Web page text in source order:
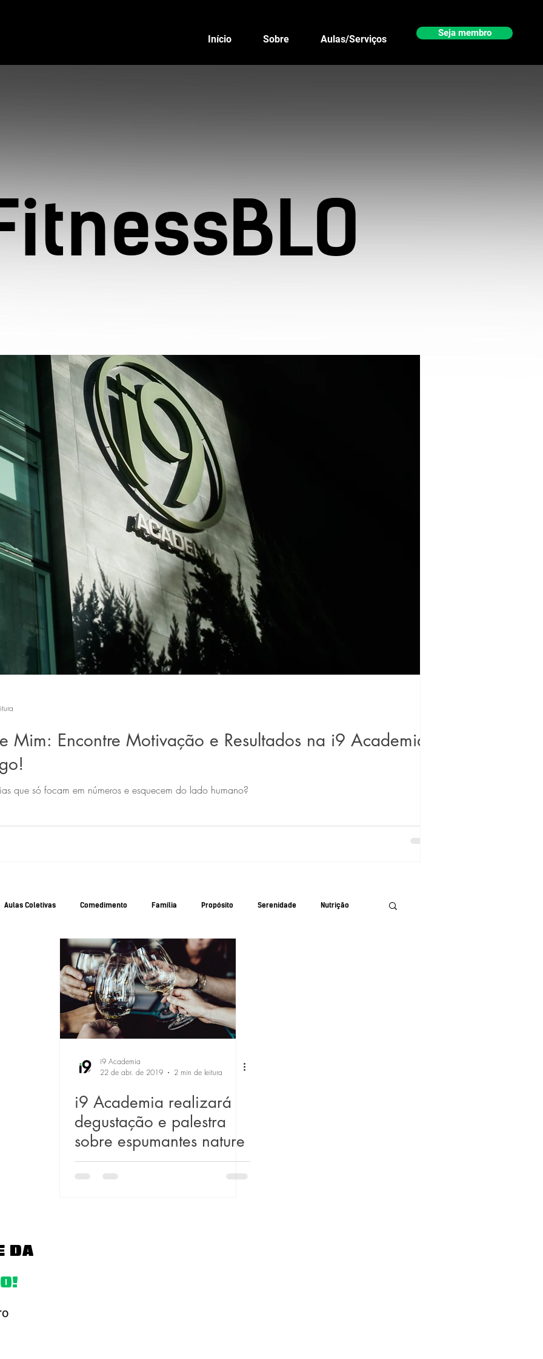
Início Sobre Aulas/Serviços
Seja membro
Mim: Encontre Motivação e Resultados na i9 Academia
que só focam em números e esquecem do lado humano?
Aulas Coletivas Comedimento Família Propósito Serenidade Nutrição
Movimento
i9 Academia
22 de abr. de 2019
2 min de leitura
i9 Academia realizará
degustação e palestra
sobre espumantes nature
DA